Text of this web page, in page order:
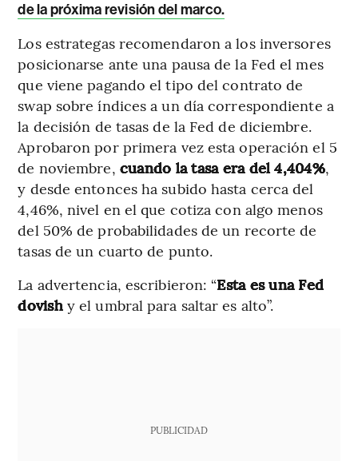
de la próxima revisión del marco.
Los estrategas recomendaron a los inversores
posicionarse ante una pausa de la Fed el mes
que viene pagando el tipo del contrato de
swap sobre índices a un día correspondiente a
la decisión de tasas de la Fed de diciembre.
Aprobaron por primera vez esta operación el 5
de noviembre, cuando la tasa era del 4,404%,
y desde entonces ha subido hasta cerca del
4,46%, nivel en el que cotiza con algo menos
del 50% de probabilidades de un recorte de
tasas de un cuarto de punto.
La advertencia, escribieron: “Esta es una Fed
dovishy el umbral para saltar es alto”.
PUBLICIDAD